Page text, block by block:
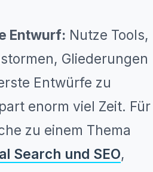
Entwurf: Nutze Tools,
Gliederungen
Entwürfe zu
enorm viel Zeit. Für
zu einem Thema
Search und SEO,